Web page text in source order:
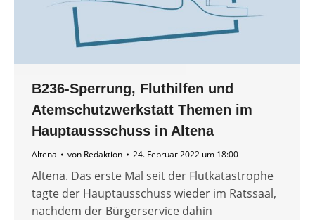
B236-Sperrung, Fluthilfen und
Atemschutzwerkstatt Themen im
Hauptaussschuss in Altena
Altena von Redaktion 24. Februar 2022 um 18:00
Altena. Das erste Mal seit der Flutkatastrophe
tagte der Hauptausschuss wieder im Ratssaal,
nachdem der Bürgerservice dahin